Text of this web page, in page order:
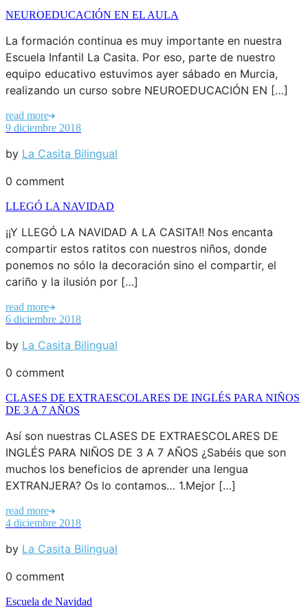
NEUROEDUCACIÓN EN EL AULA
La formación continua es muy importante en nuestra
Escuela Infantil La Casita. Por eso, parte de nuestro
equipo educativo estuvimos ayer sábado en Murcia,
realizando un curso sobre NEUROEDUCACIÓN EN […]
read more
9 diciembre 2018
by La Casita Bilingual
0 comment
LLEGÓ LA NAVIDAD
¡¡Y LLEGÓ LA NAVIDAD A LA CASITA!! Nos encanta
compartir estos ratitos con nuestros niños, donde
ponemos no sólo la decoración sino el compartir, el
cariño y la ilusión por […]
read more
6 diciembre 2018
by La Casita Bilingual
0 comment
CLASES DE EXTRAESCOLARES DE INGLÉS PARA NIÑOS
DE 3 A 7 AÑOS
Así son nuestras CLASES DE EXTRAESCOLARES DE
INGLÉS PARA NIÑOS DE 3 A 7 AÑOS ¿Sabéis que son
muchos los beneficios de aprender una lengua
EXTRANJERA? Os lo contamos… 1.Mejor […]
read more
4 diciembre 2018
by La Casita Bilingual
0 comment
Escuela de Navidad